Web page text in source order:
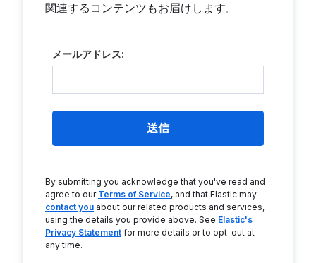
関連するコンテンツもお届けします。
メールアドレス:
送信
By submitting you acknowledge that you've read and
agree to our Terms of Service, and that Elastic may
contact you about our related products and services,
using the details you provide above. See Elastic's
Privacy Statement for more details or to opt-out at
any time.